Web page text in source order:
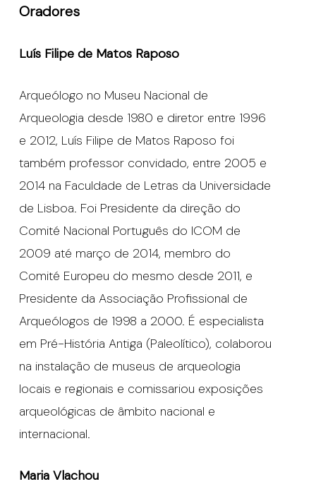
Oradores
Luís Filipe de Matos Raposo
Arqueólogo no Museu Nacional de
Arqueologia desde 1980 e diretor entre 1996
e 2012, Luís Filipe de Matos Raposo foi
também professor convidado, entre 2005 e
2014 na Faculdade de Letras da Universidade
de Lisboa. Foi Presidente da direção do
Comité Nacional Português do ICOM de
2009 até março de 2014, membro do
Comité Europeu do mesmo desde 2011, e
Presidente da Associação Profissional de
Arqueólogos de 1998 a 2000. É especialista
em Pré-História Antiga (Paleolítico), colaborou
na instalação de museus de arqueologia
locais e regionais e comissariou exposições
arqueológicas de âmbito nacional e
internacional.
Maria Vlachou